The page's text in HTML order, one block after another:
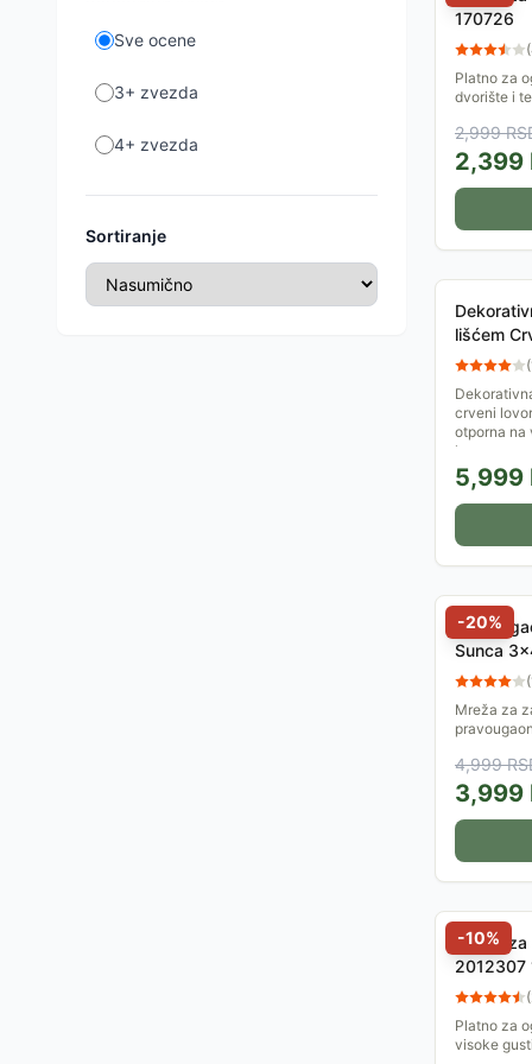
Sve ocene
3+ zvezda
4+ zvezda
Sortiranje
170726
(
Platno za
dvorište i
Dimenzije...
2,999
2,399
lišćem
(
crveni
otporna na
kao...
5,999
-20%
Sunca
(
Mreža za
gustine, sa
4,999
3,999
-10%
Platno
2012307
(
Platno za
visoke